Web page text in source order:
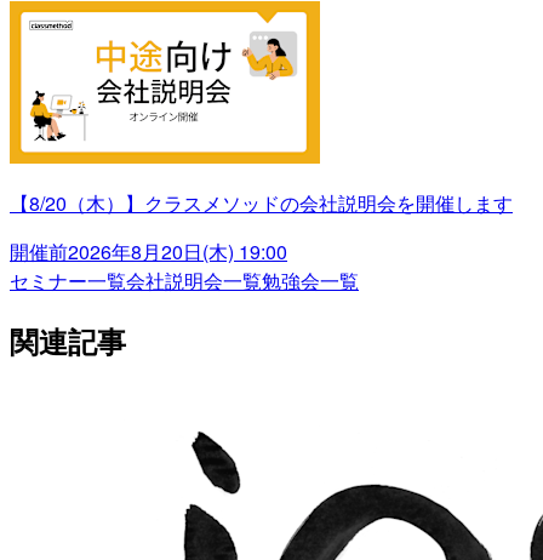
【8/20（木）】クラスメソッドの会社説明会を開催します
開催前2026年8月20日(木) 19:00
セミナー一覧会社説明会一覧勉強会一覧
関連記事